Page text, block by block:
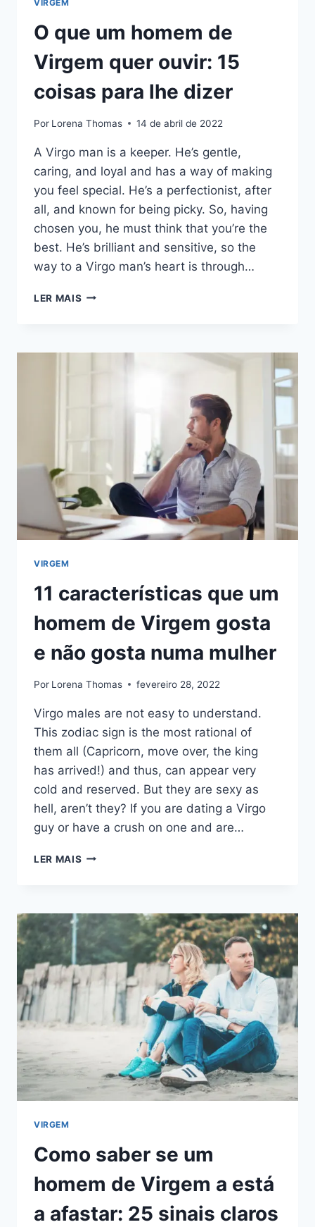
VIRGEM
O que um homem de
Virgem quer ouvir: 15
coisas para lhe dizer
Por Lorena Thomas 14 de abril de 2022
A Virgo man is a keeper. He’s gentle,
caring, and loyal and has a way of making
you feel special. He’s a perfectionist, after
all, and known for being picky. So, having
chosen you, he must think that you’re the
best. He’s brilliant and sensitive, so the
way to a Virgo man’s heart is through…
LER MAIS O
DE
PARA
DIZER
VIRGEM
11 características que um
homem de Virgem gosta
e não gosta numa mulher
Por Lorena Thomas fevereiro 28, 2022
Virgo males are not easy to understand.
This zodiac sign is the most rational of
them all (Capricorn, move over, the king
has arrived!) and thus, can appear very
cold and reserved. But they are sexy as
hell, aren’t they? If you are dating a Virgo
guy or have a crush on one and are…
LER MAIS 11
HOMEM
DE
VIRGEM
GOSTA
NÃO
NUMA
VIRGEM
Como saber se um
homem de Virgem a está
a afastar: 25 sinais claros